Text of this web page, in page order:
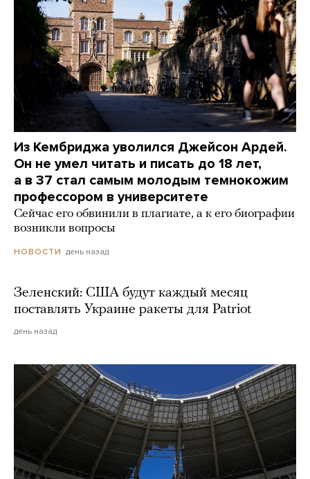
Из Кембриджа уволился Джейсон Ардей.
Он не умел читать и писать до 18 лет,
а в 37 стал самым молодым темнокожим
профессором в университете
Сейчас его обвинили в плагиате, а к его биографии
возникли вопросы
НОВОСТИ день назад
Зеленский: США будут каждый месяц
поставлять Украине ракеты для Patriot
день назад